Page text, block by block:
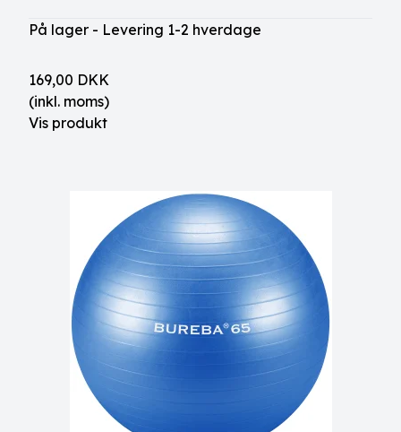
På lager - Levering 1-2 hverdage
169,00 DKK
(inkl. moms)
Vis produkt